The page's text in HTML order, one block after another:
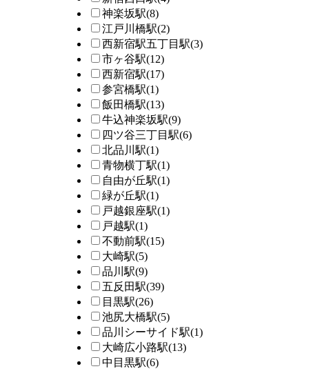
神楽坂駅(8)
江戸川橋駅(2)
西新宿駅五丁目駅(3)
市ヶ谷駅(12)
西新宿駅(17)
参宮橋駅(1)
飯田橋駅(13)
牛込神楽坂駅(9)
四ツ谷三丁目駅(6)
北品川駅(1)
青物横丁駅(1)
自由が丘駅(1)
緑が丘駅(1)
戸越銀座駅(1)
戸越駅(1)
不動前駅(15)
大崎駅(5)
品川駅(9)
五反田駅(39)
目黒駅(26)
池尻大橋駅(5)
品川シーサイド駅(1)
大崎広小路駅(13)
中目黒駅(6)